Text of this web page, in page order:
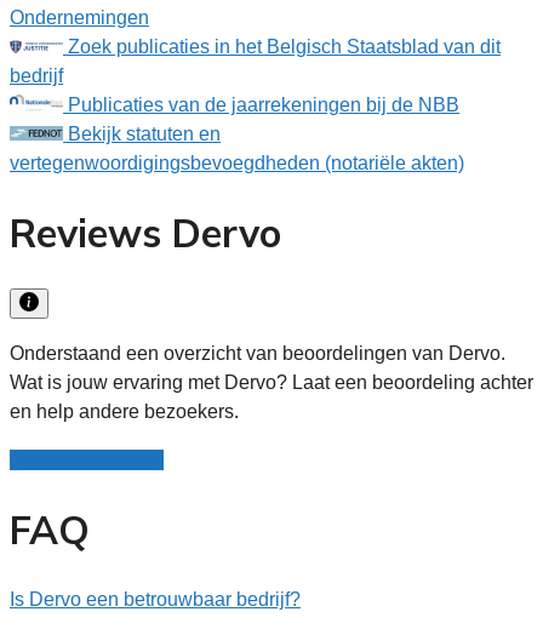
Ondernemingen
Zoek publicaties in het Belgisch Staatsblad van dit
bedrijf
Publicaties van de jaarrekeningen bij de NBB
Bekijk statuten en
vertegenwoordigingsbevoegdheden (notariële akten)
Reviews Dervo
Onderstaand een overzicht van beoordelingen van Dervo.
Wat is jouw ervaring met Dervo? Laat een beoordeling achter
en help andere bezoekers.
FAQ
Is Dervo een betrouwbaar bedrijf?